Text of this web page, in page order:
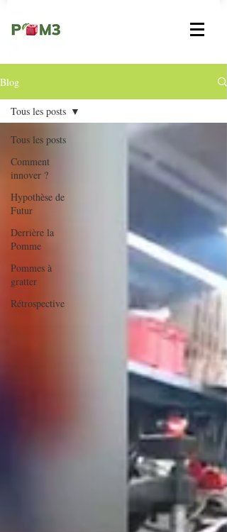
Blog
Tous les posts
Comment
innover ?
Hypothèse de
Futur
Derrière la
Pomme
Pommes à
gratter
Rétrospective
Tous les posts